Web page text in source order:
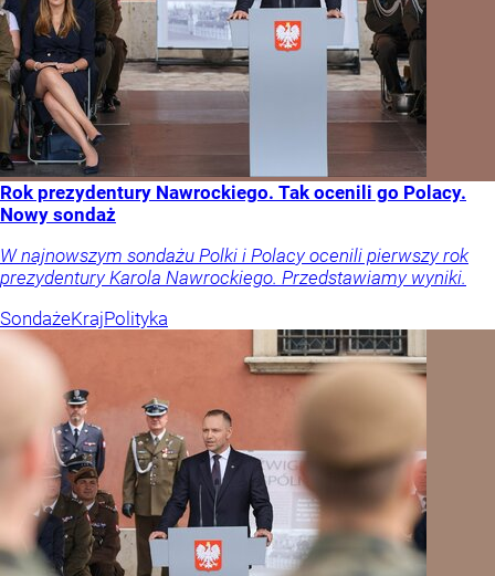
Rok prezydentury Nawrockiego. Tak ocenili go Polacy.
Nowy sondaż
W najnowszym sondażu Polki i Polacy ocenili pierwszy rok
prezydentury Karola Nawrockiego. Przedstawiamy wyniki.
SondażeKrajPolityka